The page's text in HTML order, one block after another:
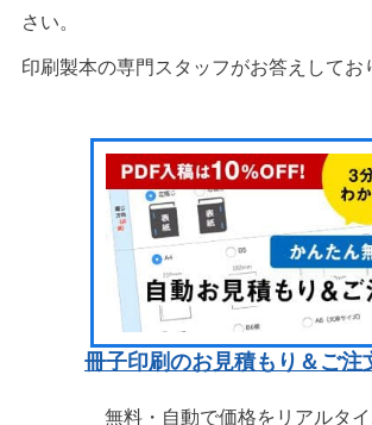
さい。
印刷製本の専門スタッフがお答えしてお
冊子印刷のお見積もり＆ご注
無料・自動で価格をリアルタ